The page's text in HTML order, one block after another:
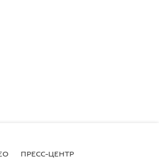
ПРЕСС-ЦЕНТР